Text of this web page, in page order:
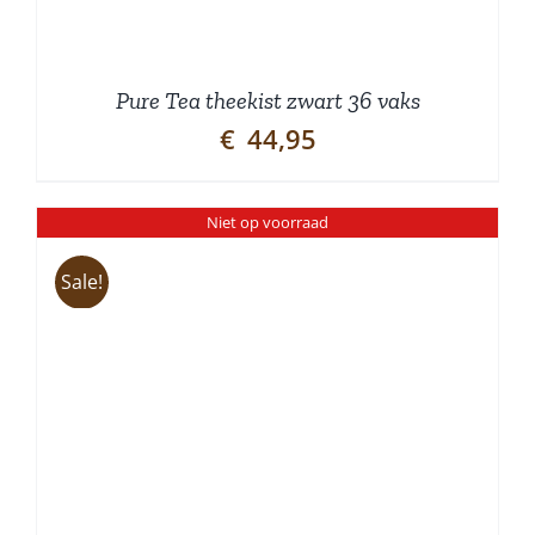
Pure Tea theekist zwart 36 vaks
€ 44,95
Niet op voorraad
Sale!